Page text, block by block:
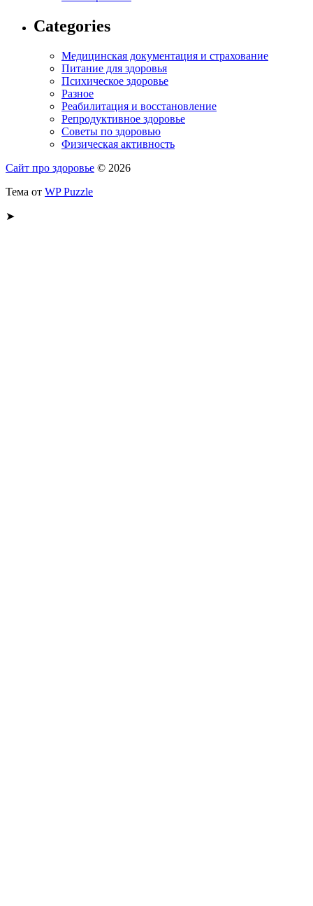
Categories
Медицинская документация и страхование
Питание для здоровья
Психическое здоровье
Разное
Реабилитация и восстановление
Репродуктивное здоровье
Советы по здоровью
Физическая активность
Сайт про здоровье © 2026
Тема от WP Puzzle
➤